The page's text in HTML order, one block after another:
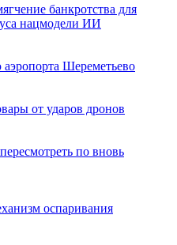
банкротства для
нацмодели ИИ
Шереметьево
от ударов дронов
по вновь
оспаривания